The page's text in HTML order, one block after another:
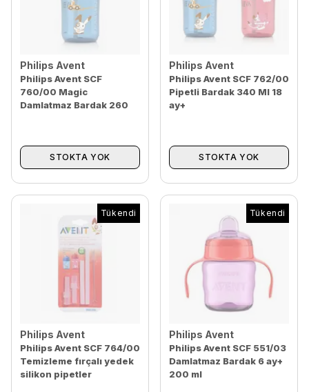
Philips Avent
Philips Avent SCF
760/00 Magic
Damlatmaz Bardak 260
STOKTA YOK
Philips Avent
Philips Avent SCF 762/00
Pipetli Bardak 340 Ml 18
ay+
STOKTA YOK
Tükendi
Philips Avent
Philips Avent SCF 764/00
Temizleme fırçalı yedek
silikon pipetler
Tükendi
Philips Avent
Philips Avent SCF 551/03
Damlatmaz Bardak 6 ay+
200 ml